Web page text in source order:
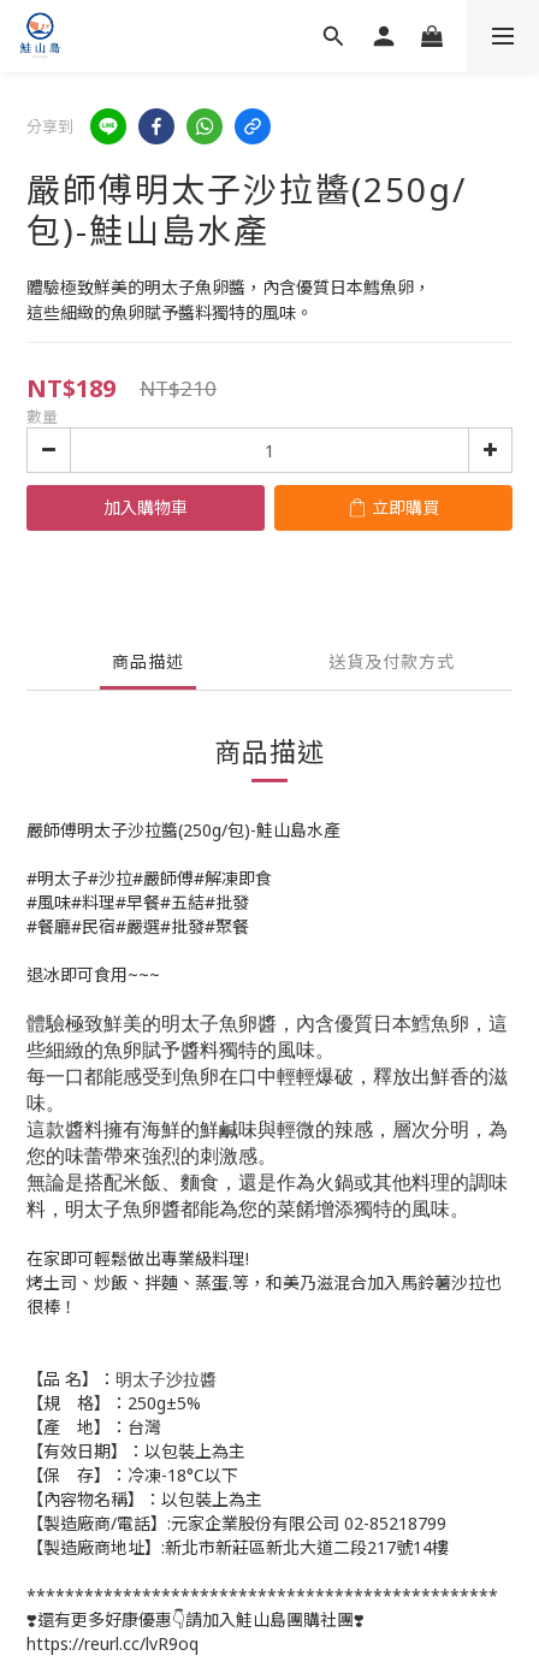
分享到
嚴師傅明太子沙拉醬(250g/
包)-鮭山島水產
體驗極致鮮美的明太子魚卵醬，內含優質日本鱈魚卵，
這些細緻的魚卵賦予醬料獨特的風味。
NT$189 NT$210
數量
加入購物車 立即購買
商品描述 送貨及付款方式
商品描述
嚴師傅明太子沙拉醬(250g/包)-鮭山島水產
#明太子#沙拉#嚴師傅#解凍即食
#風味#料理#早餐#五結#批發
#餐廳#民宿#嚴選#批發#聚餐
退冰即可食用~~~
體驗極致鮮美的明太子魚卵醬，內含優質日本鱈魚卵，這
些細緻的魚卵賦予醬料獨特的風味。
每一口都能感受到魚卵在口中輕輕爆破，釋放出鮮香的滋
味。
這款醬料擁有海鮮的鮮鹹味與輕微的辣感，層次分明，為
您的味蕾帶來強烈的刺激感。
無論是搭配米飯、麵食，還是作為火鍋或其他料理的調味
料，明太子魚卵醬都能為您的菜餚增添獨特的風味。
在家即可輕鬆做出專業級料理!
烤土司、炒飯、拌麵、蒸蛋.等，和美乃滋混合加入馬鈴薯沙拉也
很棒！
【品 名】： 明太子沙拉醬
【規 格】：250g±5%
【產 地】：台灣
【有效日期】：以包裝上為主
【保 存】：冷凍-18°C以下
【內容物名稱】：以包裝上為主
【製造廠商/電話】:元家企業股份有限公司 02-85218799
【製造廠商地址】:新北市新莊區新北大道二段217號14樓
*************************************************
❣️還有更多好康優惠👇請加入鮭山島團購社團❣️
https://reurl.cc/lvR9oq